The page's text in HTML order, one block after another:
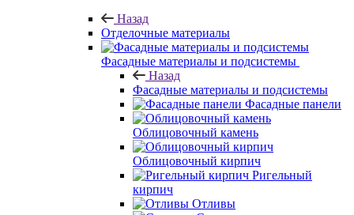
Назад
Отделочные материалы
Фасадные материалы и подсистемы
Назад
Фасадные материалы и подсистемы
Фасадные панели
Облицовочный камень
Облицовочный кирпич
Ригельный
кирпич
Отливы